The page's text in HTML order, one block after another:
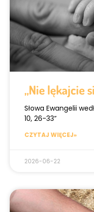
„Nie lękajcie
Słowa Ewangelii
10, 26-33”
CZYTAJ WIĘCEJ»
2026-06-22